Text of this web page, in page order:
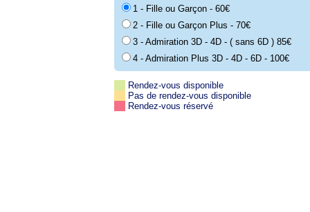
1 - Fille ou Garçon - 60€
2 - Fille ou Garçon Plus - 70€
3 - Admiration 3D - 4D - ( sans 6D ) 85€
4 - Admiration Plus 3D - 4D - 6D - 100€
Rendez-vous disponible
Pas de rendez-vous disponible
Rendez-vous réservé